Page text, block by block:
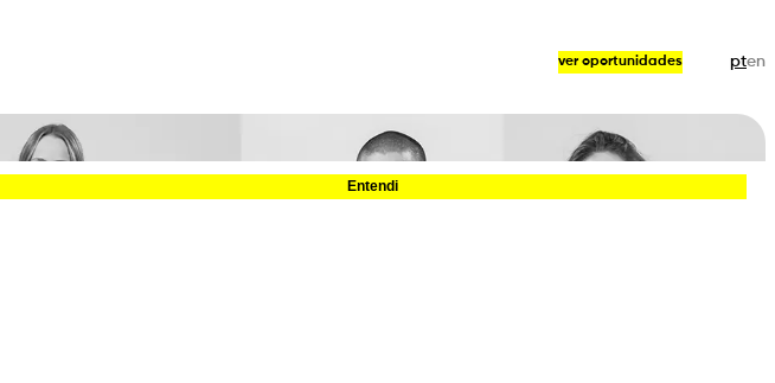
ver oportunidades pten
Este site utiliza cookies analíticos para recolher estatísticas de utilização e melhorar a experiência de navegação.
Entendi